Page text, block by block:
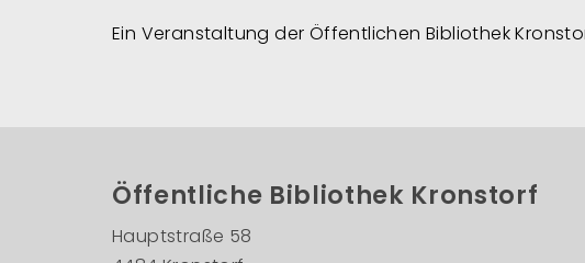
Ein Veranstaltung der Öffentlichen Bibliothek
Öffentliche Bibliothek Kronstorf
Hauptstraße 58